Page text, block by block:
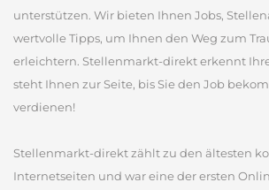
unterstützen. Wir bieten Ihnen Jobs,
wertvolle Tipps, um Ihnen den Weg zum
erleichtern. Stellenmarkt-direkt erkennt
steht Ihnen zur Seite, bis Sie den Job
verdienen!
Stellenmarkt-direkt zählt zu den ältesten
Internetseiten und war eine der ersten